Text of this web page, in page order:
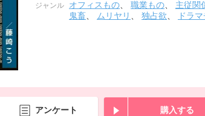
ジャンル オフィスもの、 職業もの、 主従関
鬼畜、 ムリヤリ 、 独占欲、 ドラ
アンケート 購入する